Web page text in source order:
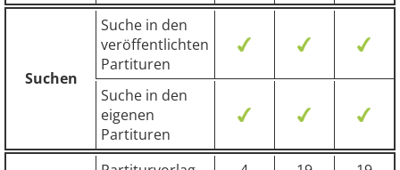
Suchen
Suche in den
veröffentlichten
Partituren
Suche in den
eigenen
Partituren